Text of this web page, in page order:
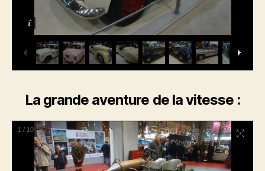
La grande aventure de la vitesse :
1 / 10